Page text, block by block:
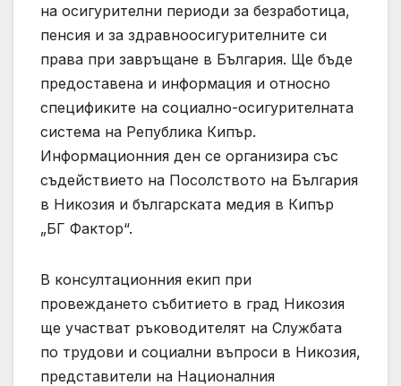
на осигурителни периоди за безработица,
пенсия и за здравноосигурителните си
права при завръщане в България. Ще бъде
предоставена и информация и относно
спецификите на социално-осигурителната
система на Република Кипър.
Информационния ден се организира със
съдействието на Посолството на България
в Никозия и българската медия в Кипър
„БГ Фактор“.
В консултационния екип при
провеждането събитието в град Никозия
ще участват ръководителят на Службата
по трудови и социални въпроси в Никозия,
представители на Националния